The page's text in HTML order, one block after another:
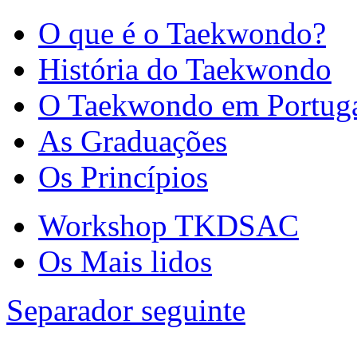
O que é o Taekwondo?
História do Taekwondo
O Taekwondo em
As Graduações
Os Princípios
Workshop TKDSAC
Os Mais lidos
Separador seguinte